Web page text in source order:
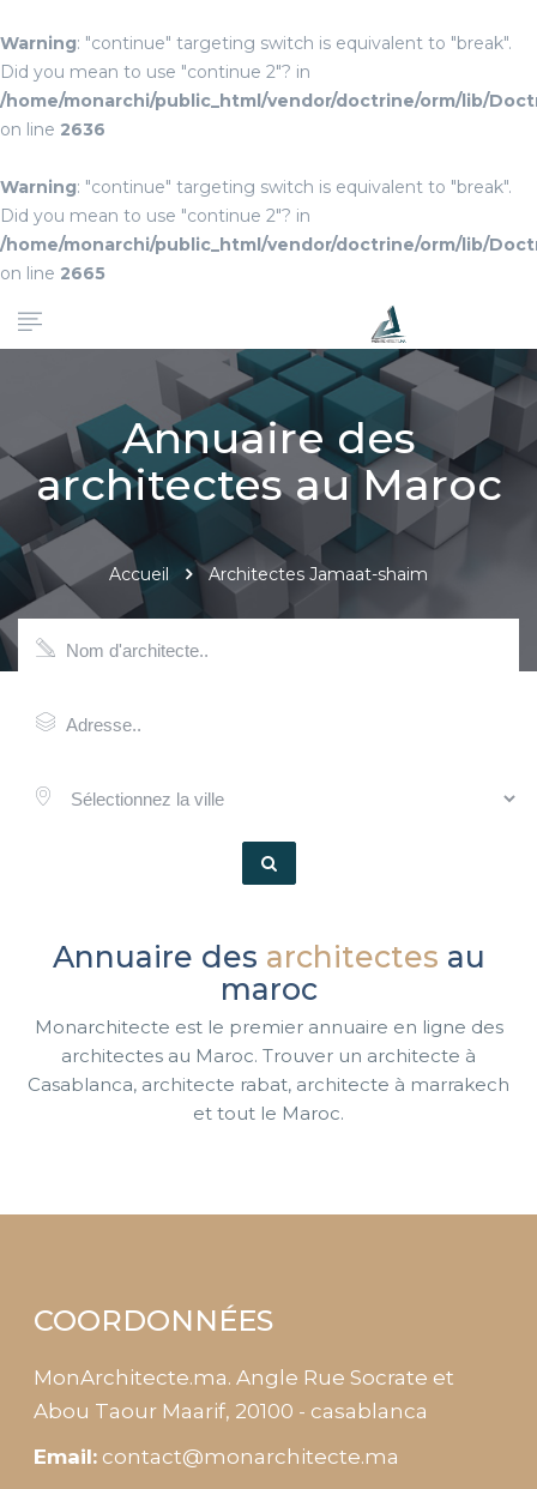
Warning: "continue" targeting switch is equivalent to "break".
Did you mean to use "continue 2"? in
/home/monarchi/public_html/vendor/doctrine/orm/lib/
on line 2636
Warning: "continue" targeting switch is equivalent to "break".
Did you mean to use "continue 2"? in
/home/monarchi/public_html/vendor/doctrine/orm/lib/
on line 2665
Annuaire des
architectes au Maroc
Accueil Architectes Jamaat-shaim
Annuaire des architectes au
maroc
Monarchitecte est le premier annuaire en ligne des
architectes au Maroc. Trouver un architecte à
Casablanca, architecte rabat, architecte à marrakech
et tout le Maroc.
COORDONNÉES
MonArchitecte.ma. Angle Rue Socrate et
Abou Taour Maarif, 20100 - casablanca
Email:contact@monarchitecte.ma